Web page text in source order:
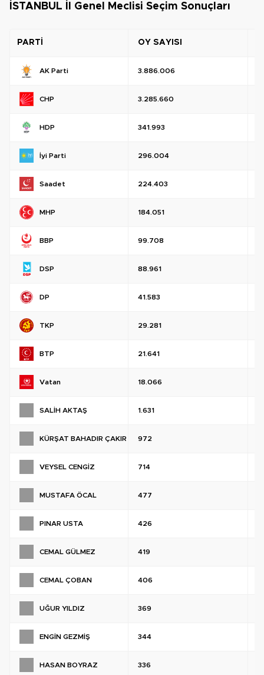
İSTANBUL İl Genel Meclisi Seçim Sonuçları
PARTİ OY SAYISI
AK Parti 3.886.006
CHP 3.285.660
HDP 341.993
İyi Parti 296.004
Saadet 224.403
MHP 184.051
BBP 99.708
DSP 88.961
DP 41.583
TKP 29.281
BTP 21.641
Vatan 18.066
SALİH AKTAŞ 1.631
KÜRŞAT BAHADIR ÇAKIR 972
VEYSEL CENGİZ 714
MUSTAFA ÖCAL 477
PINAR USTA 426
CEMAL GÜLMEZ 419
CEMAL ÇOBAN 406
UĞUR YILDIZ 369
ENGİN GEZMİŞ 344
HASAN BOYRAZ 336